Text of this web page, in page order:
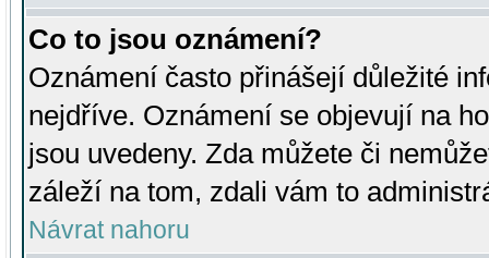
Co to jsou oznámení?
Oznámení často přinášejí důležité
nejdříve. Oznámení se objevují na
jsou uvedeny. Zda můžete či
záleží na tom, zdali vám to
Návrat nahoru